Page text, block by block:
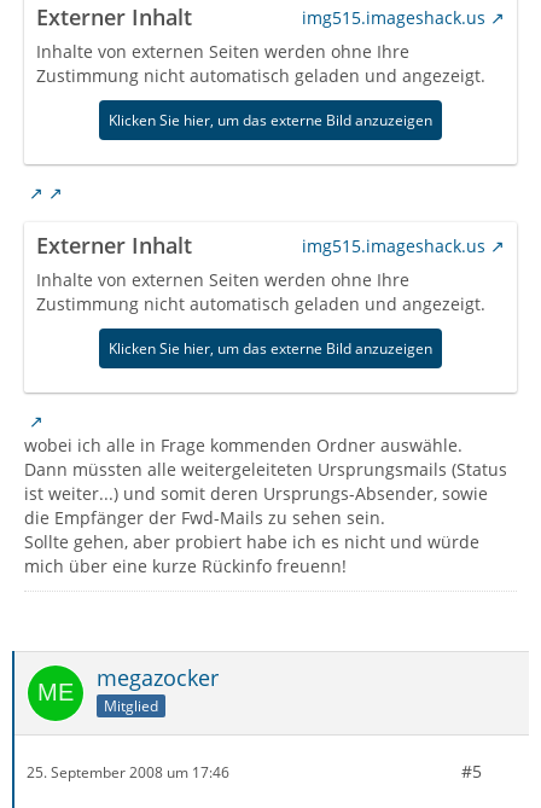
Externer Inhalt
img515.imageshack.us
Inhalte von externen Seiten werden ohne Ihre
Zustimmung nicht automatisch geladen und angezeigt.
Klicken Sie hier, um das externe Bild anzuzeigen
Externer Inhalt
img515.imageshack.us
Inhalte von externen Seiten werden ohne Ihre
Zustimmung nicht automatisch geladen und angezeigt.
Klicken Sie hier, um das externe Bild anzuzeigen
wobei ich alle in Frage kommenden Ordner auswähle.
Dann müssten alle weitergeleiteten Ursprungsmails (Status
ist weiter...) und somit deren Ursprungs-Absender, sowie
die Empfänger der Fwd-Mails zu sehen sein.
Sollte gehen, aber probiert habe ich es nicht und würde
mich über eine kurze Rückinfo freuenn!
megazocker
Mitglied
25. September 2008 um 17:46 #5